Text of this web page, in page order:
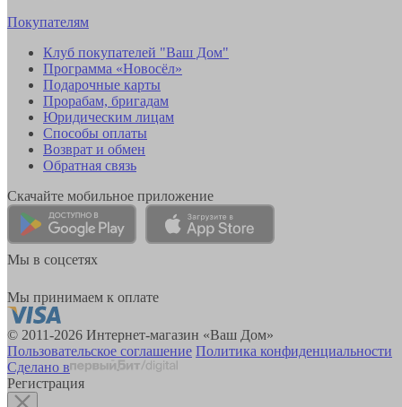
Покупателям
Клуб покупателей "Ваш Дом"
Программа «Новосёл»
Подарочные карты
Прорабам, бригадам
Юридическим лицам
Способы оплаты
Возврат и обмен
Обратная связь
Скачайте мобильное приложение
Мы в соцсетях
Мы принимаем к оплате
© 2011-2026 Интернет-магазин «Ваш Дом»
Пользовательское соглашение Политика конфиденциальности
Сделано в
Регистрация